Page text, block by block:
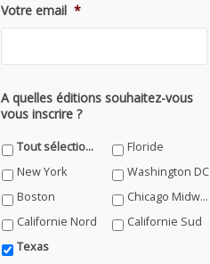
Votre email *
A quelles éditions souhaitez-vous
vous inscrire ?
Tout sélectionner
Floride
New York
Washington DC
Boston
Chicago Midwest
Californie Nord
Californie Sud
Texas